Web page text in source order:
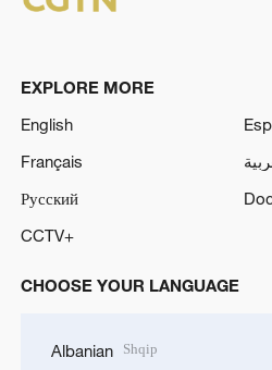
EXPLORE MORE
English
Français
Русский
CCTV+
CHOOSE YOUR LANGUAGE
Albanian Shqip